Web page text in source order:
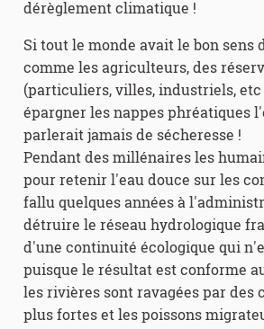
dérèglement climatique !
Si tout le monde avait le bon sens
comme les agriculteurs, des
(particuliers, villes, industriels, etc
épargner les nappes phréatiques
parlerait jamais de sécheresse !
Pendant des millénaires les
pour retenir l'eau douce sur les
fallu quelques années à
détruire le réseau hydrologique
d'une continuité écologique qui
puisque le résultat est conforme
les rivières sont ravagées par des
plus fortes et les poissons